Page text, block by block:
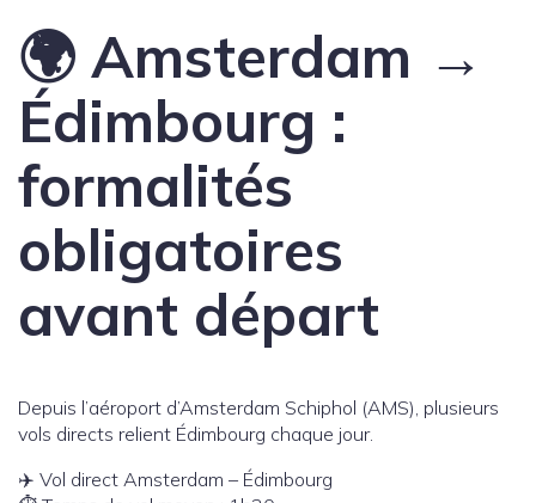
🌍 Amsterdam →
Édimbourg :
formalités
obligatoires
avant départ
Depuis l’aéroport d’Amsterdam Schiphol (AMS), plusieurs
vols directs relient Édimbourg chaque jour.
✈️ Vol direct Amsterdam – Édimbourg